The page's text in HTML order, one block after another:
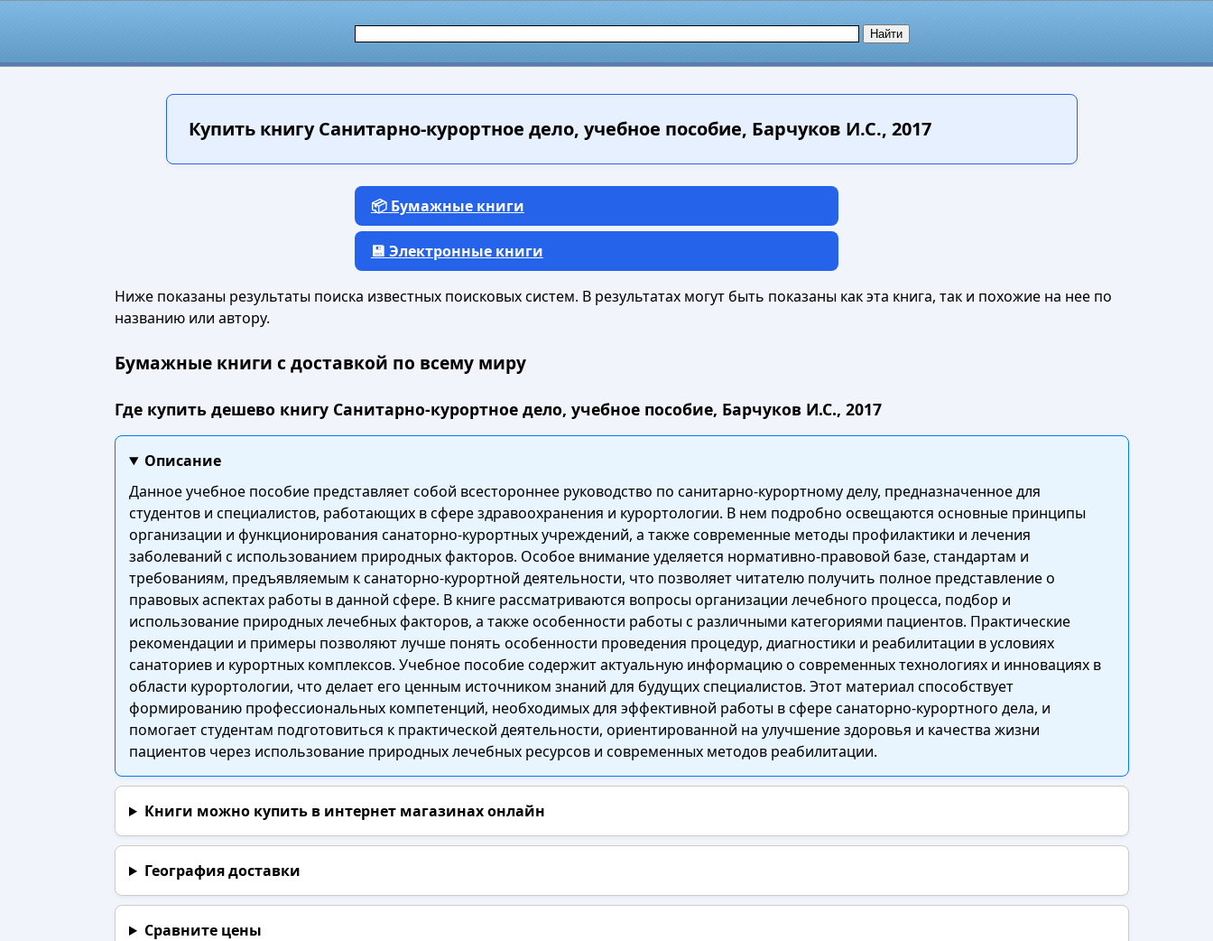
Купить книгуСанитарно-курортное дело, учебное пособие, Барчуков И.С., 2017
📦 Бумажные книги
💾 Электронные книги
Ниже показаны результаты поиска известных поисковых систем. В результатах могут быть показаны как эта книга, так и похожие на нее по
названию или автору.
Бумажные книги с доставкой по всему миру
Где купить дешево книгу Санитарно-курортное дело, учебное пособие, Барчуков И.С., 2017
Описание
Данное учебное пособие представляет собой всестороннее руководство по санитарно-курортному делу, предназначенное для
студентов и специалистов, работающих в сфере здравоохранения и курортологии. В нем подробно освещаются основные принципы
организации и функционирования санаторно-курортных учреждений, а также современные методы профилактики и лечения
заболеваний с использованием природных факторов. Особое внимание уделяется нормативно-правовой базе, стандартам и
требованиям, предъявляемым к санаторно-курортной деятельности, что позволяет читателю получить полное представление о
правовых аспектах работы в данной сфере. В книге рассматриваются вопросы организации лечебного процесса, подбор и
использование природных лечебных факторов, а также особенности работы с различными категориями пациентов. Практические
рекомендации и примеры позволяют лучше понять особенности проведения процедур, диагностики и реабилитации в условиях
санаториев и курортных комплексов. Учебное пособие содержит актуальную информацию о современных технологиях и инновациях в
области курортологии, что делает его ценным источником знаний для будущих специалистов. Этот материал способствует
формированию профессиональных компетенций, необходимых для эффективной работы в сфере санаторно-курортного дела, и
помогает студентам подготовиться к практической деятельности, ориентированной на улучшение здоровья и качества жизни
пациентов через использование природных лечебных ресурсов и современных методов реабилитации.
Книги можно купить в интернет магазинах онлайн
География доставки
Сравните цены